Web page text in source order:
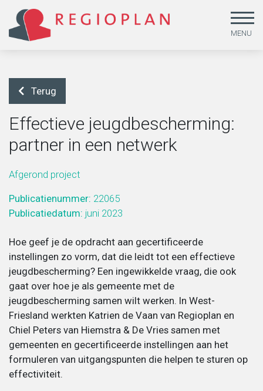
Arbeid en sociale zekerheid
Leefstijl en duurzaamheid
Migratie, integratie en diversiteit
Ouderen
Beleidsonderzoek
Beleid ontwikkelen
Dataoplossingen
Missie
Werken bij
MENU
Terug
Effectieve jeugdbescherming:
partner in een netwerk
Afgerond project
Publicatienummer: 22065
Publicatiedatum: juni 2023
Hoe geef je de opdracht aan gecertificeerde
instellingen zo vorm, dat die leidt tot een effectieve
jeugdbescherming? Een ingewikkelde vraag, die ook
gaat over hoe je als gemeente met de
jeugdbescherming samen wilt werken. In West-
Friesland werkten Katrien de Vaan van Regioplan en
Chiel Peters van Hiemstra & De Vries samen met
gemeenten en gecertificeerde instellingen aan het
formuleren van uitgangspunten die helpen te sturen op
effectiviteit.